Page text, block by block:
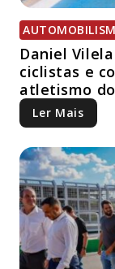
Daniel
ciclistas e
atletismo
Ler Mais